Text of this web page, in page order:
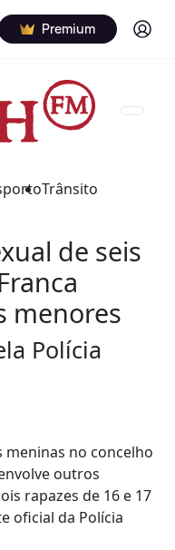
Premium Log in
Trânsito
de seis
menores
Polícia
meninas no concelho
outros
rapazes de 16 e 17
oficial da Polícia